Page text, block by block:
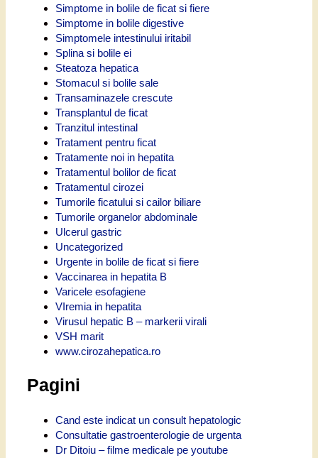
Simptome in bolile de ficat si fiere
Simptome in bolile digestive
Simptomele intestinului iritabil
Splina si bolile ei
Steatoza hepatica
Stomacul si bolile sale
Transaminazele crescute
Transplantul de ficat
Tranzitul intestinal
Tratament pentru ficat
Tratamente noi in hepatita
Tratamentul bolilor de ficat
Tratamentul cirozei
Tumorile ficatului si cailor biliare
Tumorile organelor abdominale
Ulcerul gastric
Uncategorized
Urgente in bolile de ficat si fiere
Vaccinarea in hepatita B
Varicele esofagiene
VIremia in hepatita
Virusul hepatic B – markerii virali
VSH marit
www.cirozahepatica.ro
Pagini
Cand este indicat un consult hepatologic
Consultatie gastroenterologie de urgenta
Dr Ditoiu – filme medicale pe youtube